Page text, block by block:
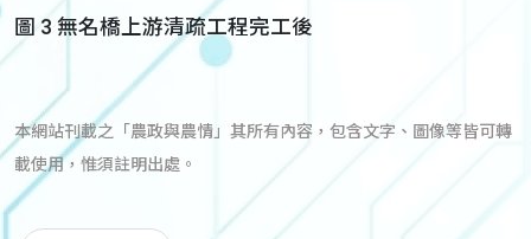
圖 3 無名橋上游清疏工程完工後
本網站刊載之「農政與農情」其所有內容，包含文字、圖像等皆可轉
載使用，惟須註明出處。